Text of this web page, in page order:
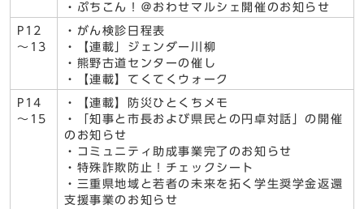
・ぷちこん！＠おわせマルシェ開催のお知らせ
P12
～13
・がん検診日程表
・【連載」ジェンダー川柳
・熊野古道センターの催し
・【連載】てくてくウォーク
P14
～15
・【連載】防災ひとくちメモ
・「知事と市長および県民との円卓対話」の開催
のお知らせ
・コミュニティ助成事業完了のお知らせ
・特殊詐欺防止！チェックシート
・三重県地域と若者の未来を拓く学生奨学金返還
支援事業のお知らせ